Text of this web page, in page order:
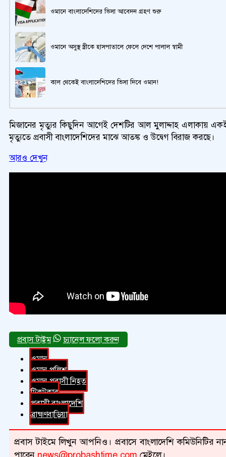
ওমানে বাংলাদেশিদের ভিসা আবেদন গ্রহণ শুরু
ওমানে অসুস্থ স্ত্রীকে হাসপাতালে ফেলে দেশে পালাল স্বামী
কাল থেকেই বাংলাদেশিদের ভিসা দিবে ওমান!
মিজানের মৃত্যুর কিছুদিন আগেই দেশটির আল মুলাদ্দাহ এলাকায়
মৃত্যুতে প্রবাসী বাংলাদেশিদের মাঝে আতঙ্ক ও উদ্বেগ বিরাজ করছে।
আরও দেখুন
চ্যানেল ফলো করুন
ওমান
ওমান পুলিশ
ওমান প্রবাসী নিহত
টিকটকার
প্রবাসী বাংলাদেশি
ব্রাহ্মণবাড়িয়া
প্রবাস টাইমে লিখুন আপনিও। প্রবাসে বাংলাদেশি কমিউনিটির